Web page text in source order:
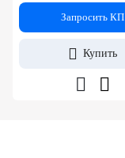
Запросить КП
Купить